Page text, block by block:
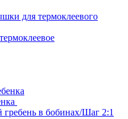
для термоклеевого
гребень в бобинах/Шаг 2:1